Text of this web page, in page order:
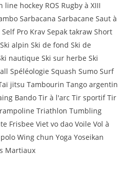
hockey ROS Rugby à XIII
Sarbacana Sarbacane Saut à
Pro Krav Sepak takraw Short
alpin Ski de fond Ski de
nautique Ski sur herbe Ski
Spéléologie Squash Sumo Surf
jitsu Tambourin Tango argentin
Bando Tir à l'arc Tir sportif Tir
Triathlon Tumbling
Frisbee Viet vo dao Voile Vol à
Wing chun Yoga Yoseikan
Martiaux